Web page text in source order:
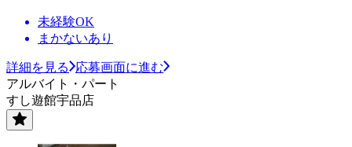
未経験OK
まかないあり
詳細を見る
応募画面に進む
アルバイト・パート
すし遊館宇品店